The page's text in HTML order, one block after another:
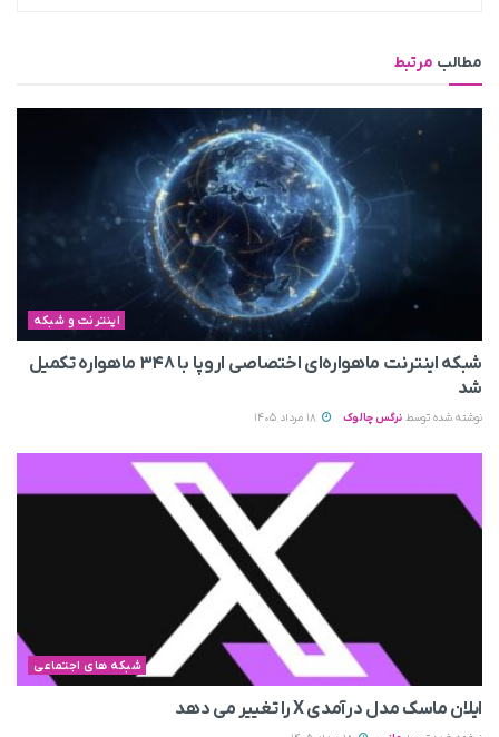
مطالب مرتبط
اینترنت و شبکه
شبکه اینترنت ماهواره‌ای اختصاصی اروپا با ۳۴۸ ماهواره تکمیل
شد
نوشته شده توسط نرگس چالوک
شبکه های اجتماعی
ایلان ماسک مدل درآمدی X را تغییر می‌ دهد